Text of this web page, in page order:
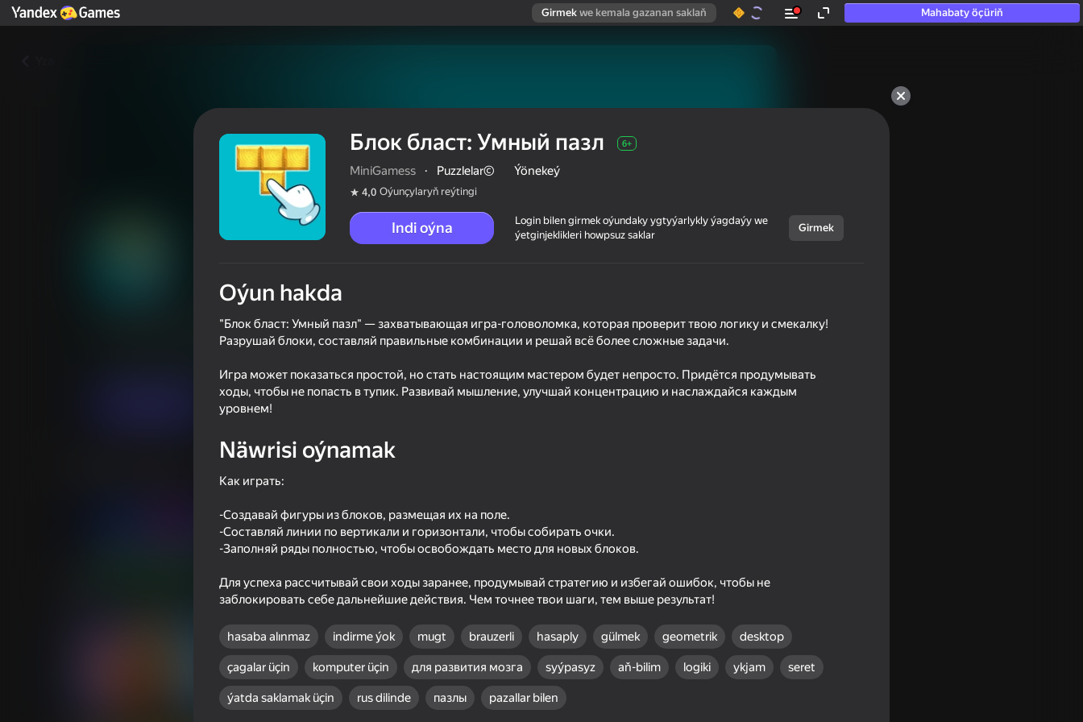
Girmek we kemala gazanan saklaň Mahabaty öçüriň
Блок бласт: Умный пазл
Oýunçylaryň reýtingi 6+
Ýönekeý
39
Iphone clicker evolution
55
Hover Racer Drive
36
Apple Worm
45
Блок бласт: Умный пазл 6+
MiniGamess · Puzzlelar© Ýönekeý
4,0 Oýunçylaryň reýtingi
Indi oýna
Login bilen girmek oýundaky ygtyýarlykly ýagdaýy we
ýetginjeklikleri howpsuz saklar
Girmek
Oýun hakda
"Блок бласт: Умный пазл" — захватывающая игра-головоломка, которая проверит твою логику и смекалку!
Разрушай блоки, составляй правильные комбинации и решай всё более сложные задачи.
Игра может показаться простой, но стать настоящим мастером будет непросто. Придётся продумывать
ходы, чтобы не попасть в тупик. Развивай мышление, улучшай концентрацию и наслаждайся каждым
уровнем!
Näwrisi oýnamak
Как играть:
-Создавай фигуры из блоков, размещая их на поле.
-Составляй линии по вертикали и горизонтали, чтобы собирать очки.
-Заполняй ряды полностью, чтобы освобождать место для новых блоков.
Для успеха рассчитывай свои ходы заранее, продумывай стратегию и избегай ошибок, чтобы не
заблокировать себе дальнейшие действия. Чем точнее твои шаги, тем выше результат!
hasaba alınmaz indirme ýok mugt brauzerli hasaply gülmek geometrik desktop
çagalar üçin komputer üçin для развития мозга syýpasyz aň-bilim logiki ykjam seret
ýatda saklamak üçin rus dilinde пазлы pazallar bilen